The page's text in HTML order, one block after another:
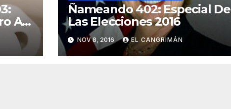
Al
Ñameando 402: Especial De
Las Elecciones 2016
NOV 8, 2016 EL CANGRIMÁN